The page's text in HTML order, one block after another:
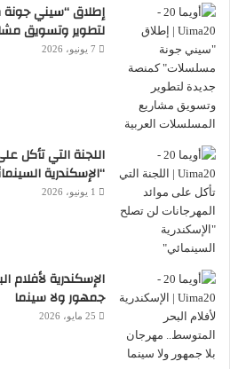
إطلاق “سيني
لتطوير وتسويق
7 يونيو، 2026
اللجنة التي تأكل
“الإسكندرية
1 يونيو، 2026
الإسكندرية لأفلام
جمهور ولا سينما
25 مايو، 2026